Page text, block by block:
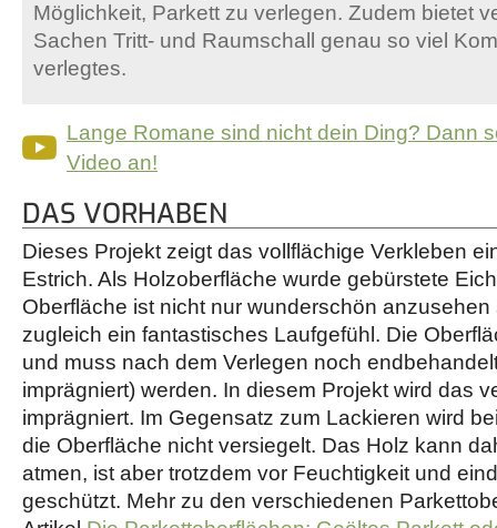
Möglichkeit, Parkett zu verlegen. Zudem bietet
Sachen Tritt- und Raumschall genau so viel
verlegtes.
Lange Romane sind nicht dein Ding? Dann
Video an!
DAS VORHABEN
Dieses Projekt zeigt das vollflächige Verkleben
Estrich. Als Holzoberfläche wurde gebürstete
Oberfläche ist nicht nur wunderschön
zugleich ein fantastisches Laufgefühl. Die
und muss nach dem Verlegen noch
imprägniert) werden. In diesem Projekt wird das
imprägniert. Im Gegensatz zum Lackieren wird
die Oberfläche nicht versiegelt. Das Holz kann
atmen, ist aber trotzdem vor Feuchtigkeit und
geschützt. Mehr zu den verschiedenen